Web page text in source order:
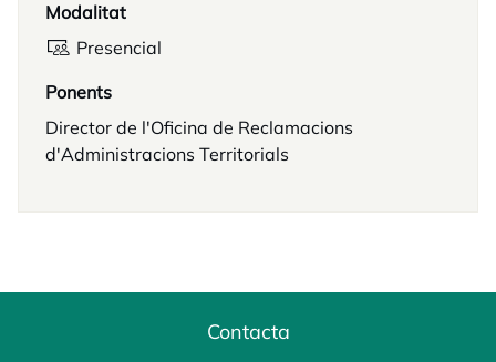
Modalitat
Presencial
Ponents
Director de l'Oficina de Reclamacions
d'Administracions Territorials
Contacta